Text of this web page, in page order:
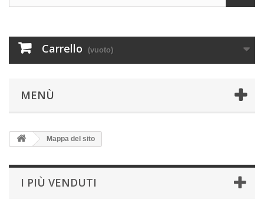
Carrello (vuoto)
MENÙ
Mappa del sito
I PIÙ VENDUTI